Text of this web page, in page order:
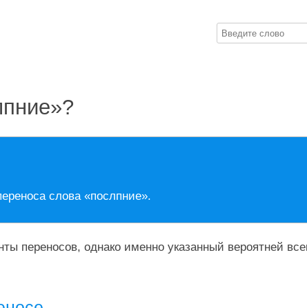
слова «послпние».
переносов, однако именно указанный вероятней